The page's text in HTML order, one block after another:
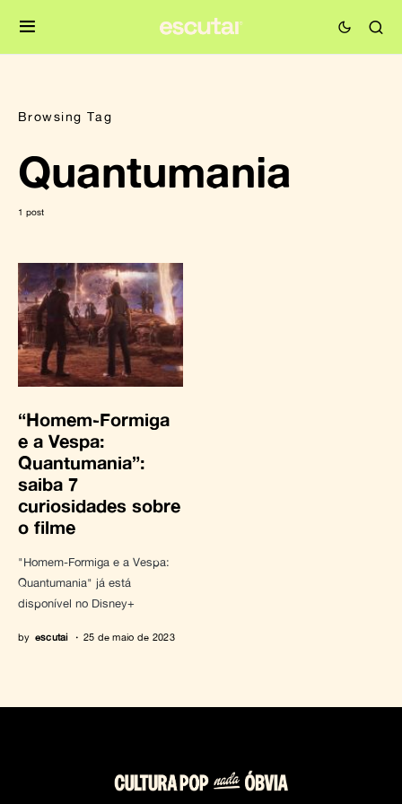
Browsing Tag
Quantumania
1 post
“Homem-Formiga
e a Vespa:
Quantumania”:
saiba 7
curiosidades sobre
o filme
"Homem-Formiga e a Vespa:
Quantumania" já está
disponível no Disney+
by escutai 25 de maio de 2023